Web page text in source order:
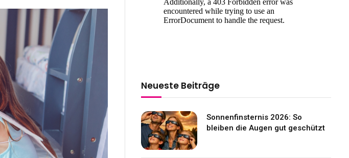
Neueste Beiträge
Sonnenfinsternis 2026: So
bleiben die Augen gut geschützt